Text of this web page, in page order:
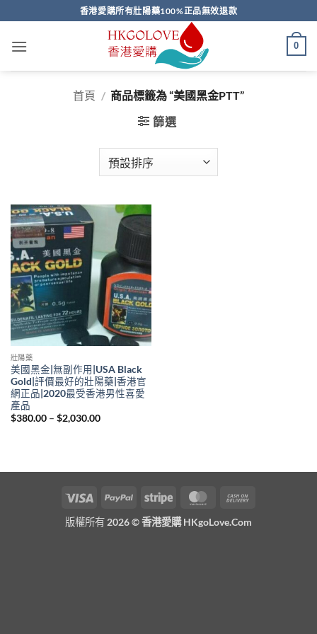
to
content
香港愛購所有壯陽藥100%正品無效退款
0
首頁 / 商品標籤為 “美國黑金PTT”
篩選
壯陽藥
美國黑金|無副作用|USA Black
Gold|評價最好的壯陽藥|香港官
網正品|2020最受香港男性喜愛
產品
$380.00 – $2,030.00Price
Visa PayPal Stripe MasterCard
版權所有 2026 ©香港愛購 HKgoLove.Com